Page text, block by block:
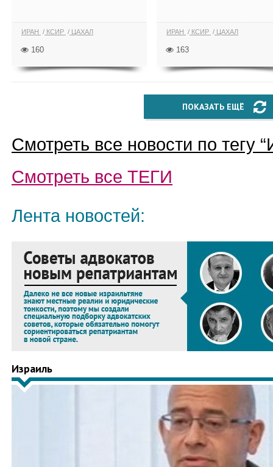
ИРАН КСИР ЦАХАЛ
160
ИРАН КСИР ЦАХАЛ
163
ПОКАЗАТЬ ЕЩЁ
Смотреть все новости по тегу “
Смотреть все ТЕГИ
Лента новостей:
Израиль